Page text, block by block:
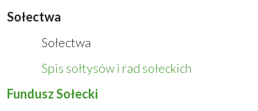
Sołectwa
Sołectwa
Spis sołtysów i rad sołeckich
Fundusz Sołecki